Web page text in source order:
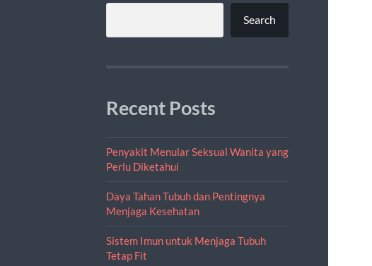
Search
Recent Posts
Penyakit Menular Seksual Wanita yang
Perlu Diketahui
Daya Tahan Tubuh dan Pentingnya
Menjaga Kesehatan
Sistem Imun untuk Menjaga Tubuh
Tetap Fit